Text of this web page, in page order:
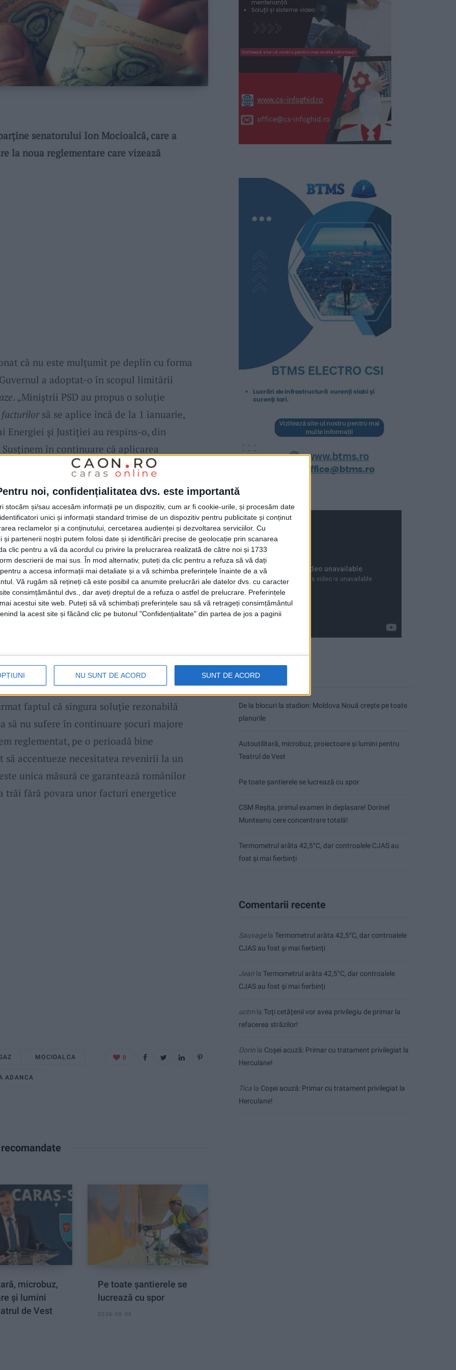
noi, confidențialitatea dvs. este importantă
stocăm și/sau accesăm informații pe un dispozitiv, cum ar fi cookie-urile, și procesăm date
unici și informații standard trimise de un dispozitiv pentru publicitate și conținut
reclamelor și a conținutului, cercetarea audienței și dezvoltarea serviciilor. Cu
și partenerii noștri putem folosi date și identificări precise de geolocație prin scanarea
clic pentru a vă da acordul cu privire la prelucrarea realizată de către noi și 1733
descrierii de mai sus. În mod alternativ, puteți da clic pentru a refuza să vă dați
a accesa informații mai detaliate și a vă schimba preferințele înainte de a vă
Vă rugăm să rețineți că este posibil ca anumite prelucrări ale datelor dvs. cu caracter
consimțământul dvs., dar aveți dreptul de a refuza o astfel de prelucrare. Preferințele
acestui site web. Puteți să vă schimbați preferințele sau să vă retrageți consimțământul
la acest site și făcând clic pe butonul "Confidențialitate" din partea de jos a paginii
NU SUNT DE ACORD SUNT DE ACORD
senatorului Ion Mocioalcă, care a
la noua reglementare care vizează
că nu este mulțumit pe deplin cu forma
a adoptat-o în scopul limitării
. „Miniștrii PSD au propus o soluție
facturilorsă se aplice încă de la 1 ianuarie,
Energiei și Justiției au respins-o, din
în continuare că aplicarea
ianuarie este posibilă, fiind o soluție în
erau susținuți printr-un mecanism
democratul.
a intrat la guvernare tocmai pentru a
grave din ultimii doi ani și, impunând
pensionarilor și salariaților cu venituri
decentă pentru a depăși cu bine iarna. „De
formă, ordonanța este un pansament
energetic în care liberalizarea forțată,
un haos generalizat cu un impact
de trai al populației, cât și asupra
semnalat senatorul.
faptul că singura soluție rezonabilă
să nu sufere în continuare șocuri majore
reglementat, pe o perioadă bine
să accentueze necesitatea revenirii la un
unica măsură ce garantează românilor
trăi fără povara unor facturi energetice
MOCIOALCA
ADANCA
0
microbuz,
și lumini
de Vest
Pe toate șantierele se
lucrează cu spor
2026-08-06
Articole recente
De la blocuri la stadion: Moldova Nouă crește pe toate
planurile
Autoutilitară, microbuz, proiectoare și lumini pentru
Teatrul de Vest
Pe toate șantierele se lucrează cu spor
CSM Reșița, primul examen în deplasare! Dorinel
Munteanu cere concentrare totală!
Termometrul arăta 42,5°C, dar controalele CJAS au
fost și mai fierbinți
Comentarii recente
Sauvagela Termometrul arăta 42,5°C, dar controalele
CJAS au fost și mai fierbinți
Jean la Termometrul arăta 42,5°C, dar controalele
CJAS au fost și mai fierbinți
uctmla Toți cetățenii vor avea privilegiu de primar la
refacerea străzilor!
Dorin la Coșei acuză: Primar cu tratament privilegiat la
Herculane!
Tica la Coșei acuză: Primar cu tratament privilegiat la
Herculane!